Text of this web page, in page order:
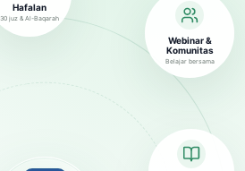
Hafalan
30 juz & Al-Baqarah
Webinar &
Komunitas
Belajar bersama